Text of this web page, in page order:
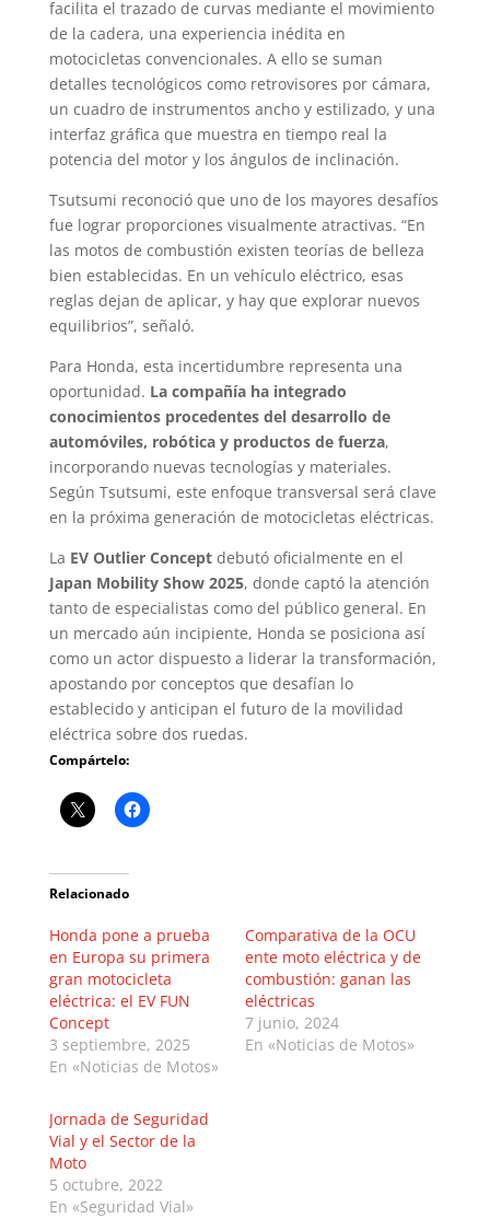
facilita el trazado de curvas mediante el movimiento
de la cadera, una experiencia inédita en
motocicletas convencionales. A ello se suman
detalles tecnológicos como retrovisores por cámara,
un cuadro de instrumentos ancho y estilizado, y una
interfaz gráfica que muestra en tiempo real la
potencia del motor y los ángulos de inclinación.
Tsutsumi reconoció que uno de los mayores desafíos
fue lograr proporciones visualmente atractivas. “En
las motos de combustión existen teorías de belleza
bien establecidas. En un vehículo eléctrico, esas
reglas dejan de aplicar, y hay que explorar nuevos
equilibrios”, señaló.
Para Honda, esta incertidumbre representa una
oportunidad. La compañía ha integrado
conocimientos procedentes del desarrollo de
automóviles, robótica y productos de fuerza,
incorporando nuevas tecnologías y materiales.
Según Tsutsumi, este enfoque transversal será clave
en la próxima generación de motocicletas eléctricas.
La EV Outlier Conceptdebutó oficialmente en el
Japan Mobility Show 2025, donde captó la atención
tanto de especialistas como del público general. En
un mercado aún incipiente, Honda se posiciona así
como un actor dispuesto a liderar la transformación,
apostando por conceptos que desafían lo
establecido y anticipan el futuro de la movilidad
eléctrica sobre dos ruedas.
Compártelo:
Relacionado
Honda pone a prueba
en Europa su primera
gran motocicleta
eléctrica: el EV FUN
Concept
3 septiembre, 2025
En «Noticias de Motos»
Comparativa de la OCU
ente moto eléctrica y de
combustión: ganan las
eléctricas
7 junio, 2024
En «Noticias de Motos»
Jornada de Seguridad
Vial y el Sector de la
Moto
5 octubre, 2022
En «Seguridad Vial»